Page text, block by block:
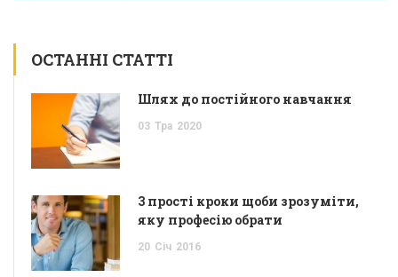
ОСТАННІ СТАТТІ
Шлях до постійного навчання
03 Тра 2020
3 прості кроки щоби зрозуміти,
яку професію обрати
20 Січ 2016